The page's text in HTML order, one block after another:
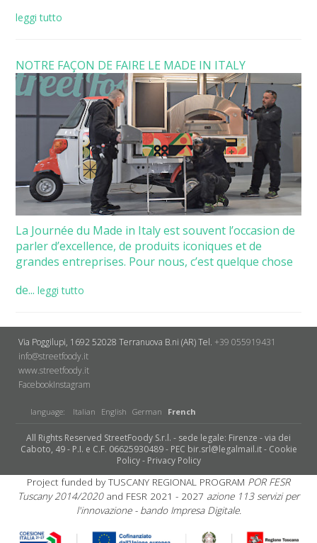
leggi tutto
NOTRE FAÇON DE FAIRE LE MADE IN ITALY
La Journée du Made in Italy est souvent l’occasion de
parler d’excellence, de produits iconiques et de
grandes entreprises. Pour nous, c’est quelque chose
de... leggi tutto
Via Poggilupi, 1692 52028 Terranuova B.ni (AR)Tel. +39 055919431
info@streetfoody.it
www.streetfoody.it
Facebook​Instagram
language: Italian English German French
All Rights Reserved StreetFoody S.r.l. - sede legale: Firenze - via dei
Caboto, 49 - P.I. e C.F. 06625930489 - PEC bir.srl@legalmail.it - Cookie
Policy- Privacy Policy
Project funded by TUSCANY REGIONAL PROGRAM POR FESR
Tuscany 2014/2020and FESR 2021 - 2027 azione 113 servizi per
l'innovazione - bando Impresa Digitale.